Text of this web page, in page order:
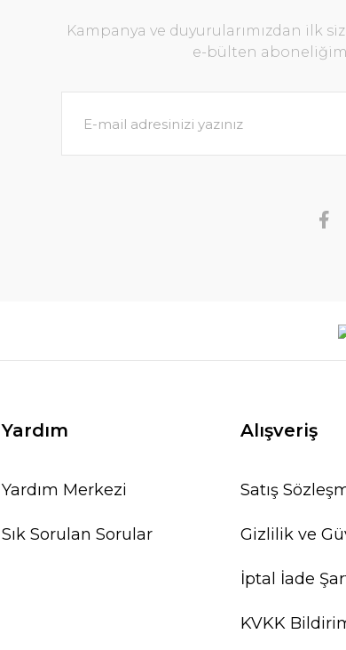
Kampanya ve duyurularımızdan ilk
e-bülten
Yardım
Yardım Merkezi
Sık Sorulan Sorular
Alışveriş
Satış
Gizlilik ve
İptal İade
KVKK